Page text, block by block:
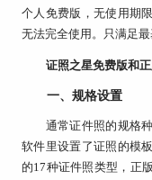
个人免费版，无使用期
无法完全使用。只满足
证照之星免费版和
一、规格设置
通常证件照的规格
软件里设置了证照的模
的17种证件照类型，正